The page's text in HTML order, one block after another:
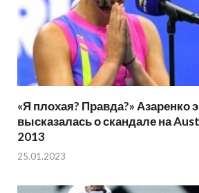
«Я плохая? Правда?» Азаренко
высказалась о скандале на
2013
25.01.2023